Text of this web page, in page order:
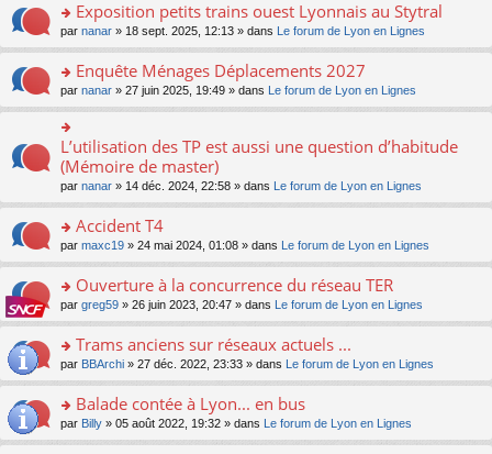
ult
er
le
m
e
s
g
e
n
o
lu
le
pl
u
s
e
nt
o
n
ult
er
le
m
s
a
e
n
o
lu
le
pl
u
s
e
nt
Exposition petits trains ouest Lyonnais au Stytral
par nanar » 18 sept. 2025, 12:13 » dans Le forum de Lyon en Lignes
o
n
s
ult
er
le
m
e
s
a
e
n
o
lu
le
pl
u
s
Enquête Ménages Déplacements 2027
par nanar » 27 juin 2025, 19:49 » dans Le forum de Lyon en Lignes
n
s
ult
er
le
m
e
s
a
g
e
n
lu
le
pl
L’utilisation des TP est aussi une question d’habitude
(Mémoire de master)
par nanar » 14 déc. 2024, 22:58 » dans Le forum de Lyon en Lignes
o
n
ult
er
le
m
e
a
g
e
Accident T4
par maxc19 » 24 mai 2024, 01:08 » dans Le forum de Lyon en Lignes
o
n
ult
er
le
m
e
Ouverture à la concurrence du réseau TER
par greg59 » 26 juin 2023, 20:47 » dans Le forum de Lyon en Lignes
o
n
ult
er
le
Trams anciens sur réseaux actuels ...
par BBArchi » 27 déc. 2022, 23:33 » dans Le forum de Lyon en Lignes
o
n
Balade contée à Lyon... en bus
par Billy » 05 août 2022, 19:32 » dans Le forum de Lyon en Lignes